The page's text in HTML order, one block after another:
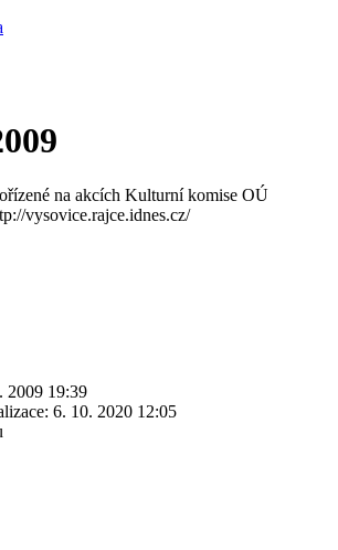
na akcích Kulturní komise OÚ
vysovice.rajce.idnes.cz/
2009 19:39
6. 10. 2020 12:05